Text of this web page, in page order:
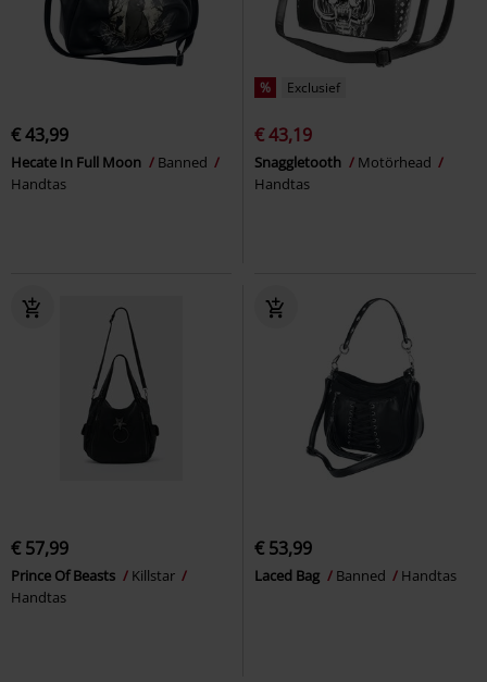
€ 43,99
Hecate In Full Moon
Banned
Handtas
% Exclusief
€ 43,19
Snaggletooth
Motörhead
Handtas
€ 57,99
Prince Of Beasts
Killstar
Handtas
€ 53,99
Laced Bag Banned Handtas